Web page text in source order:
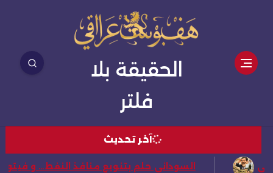
الحقيقة بلا
فلتر
آخر تحديث
يكشف أسرار عياد طوفان.. من طابور خامس خدم الجيش